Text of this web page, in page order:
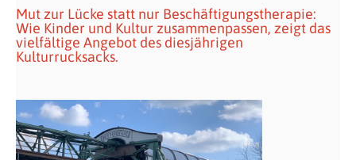
Mut zur Lücke statt nur Beschäftigungstherapie:
Wie Kinder und Kultur zusammenpassen, zeigt das
vielfältige Angebot des diesjährigen
Kulturrucksacks.